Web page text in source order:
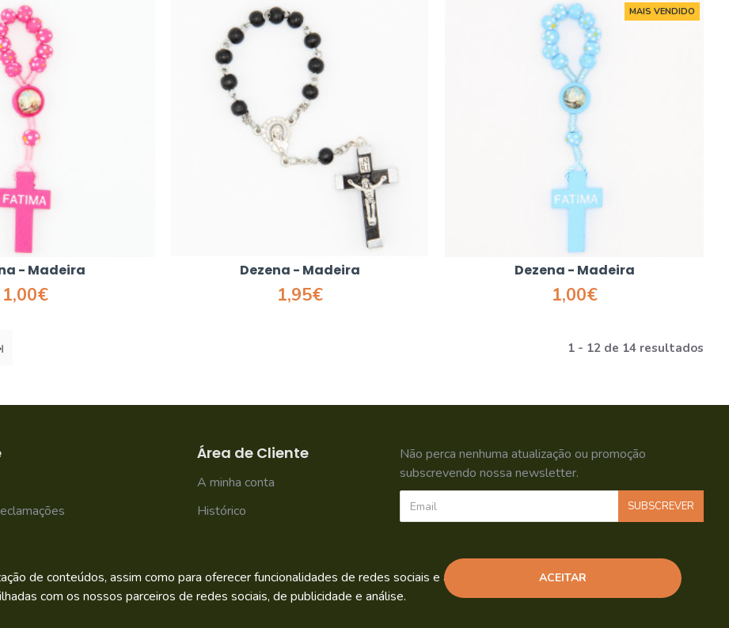
- Madeira
1,00€
Dezena - Madeira
1,95€
MAIS VENDIDO
Dezena - Madeira
1,00€
1 - 12 de 14 resultados
Área de Cliente
A minha conta
Histórico
Não perca nenhuma atualização ou promoção
subscrevendo nossa newsletter.
SUBSCREVER
ACEITAR
de conteúdos, assim como para oferecer funcionalidades de redes sociais e análise de tráfego.
com os nossos parceiros de redes sociais, de publicidade e análise.